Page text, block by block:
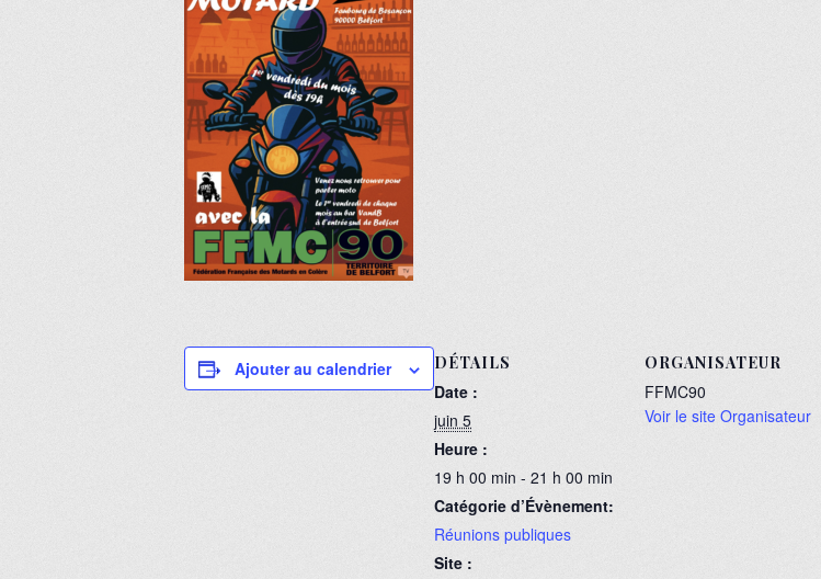
Ajouter au calendrier DÉTAILS
Date :
juin 5
Heure :
19 h 00 min - 21 h 00 min
Catégorie d’Évènement:
Réunions publiques
Site :
ORGANISATEUR
FFMC90
Voir le site Organisateur